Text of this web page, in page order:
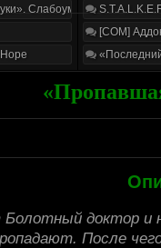
Слабоумие и отвага
[COM]
доктор и
После